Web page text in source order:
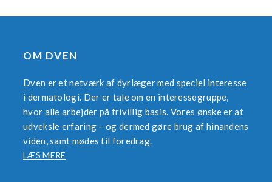
OM DVEN
Dven er et netværk af dyrlæger med speciel interesse
i dermatologi. Der er tale om en interessegruppe,
hvor alle arbejder på frivillig basis. Vores ønske er at
udveksle erfaring – og dermed gøre brug af hinandens
viden, samt mødes til foredrag.
LÆS MERE